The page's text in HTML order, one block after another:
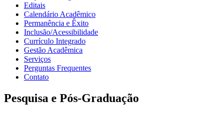
Editais
Calendário Acadêmico
Permanência e Êxito
Inclusão/Acessibilidade
Currículo Integrado
Gestão Acadêmica
Serviços
Perguntas Frequentes
Contato
Pesquisa e Pós-Graduação